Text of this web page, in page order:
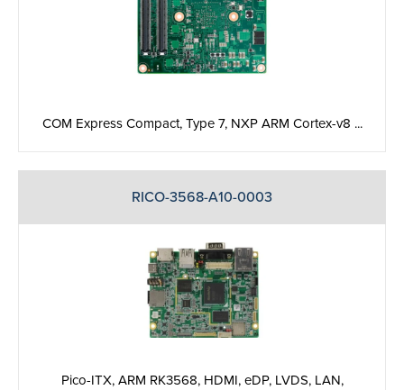
COM Express Compact, Type 7, NXP ARM Cortex-v8 ...
RICO-3568-A10-0003
Pico-ITX, ARM RK3568, HDMI, eDP, LVDS, LAN,